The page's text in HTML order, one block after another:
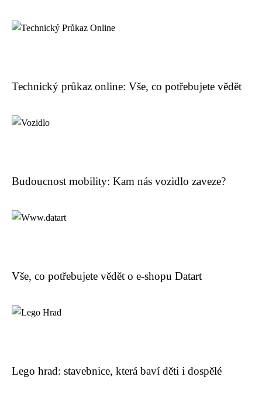
Technický průkaz online: Vše, co potřebujete vědět
Budoucnost mobility: Kam nás vozidlo zaveze?
Vše, co potřebujete vědět o e-shopu Datart
Lego hrad: stavebnice, která baví děti i dospělé